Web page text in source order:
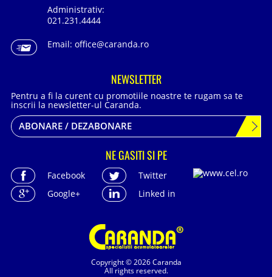
Copyright © 2026 Caranda
All rights reserved.
Administrativ:
021.231.4444
Email: office@caranda.ro
NEWSLETTER
Pentru a fi la curent cu promotiile noastre te rugam sa te
inscrii la newsletter-ul Caranda.
ABONARE / DEZABONARE
NE GASITI SI PE
Facebook
Twitter
Google+
Linked in